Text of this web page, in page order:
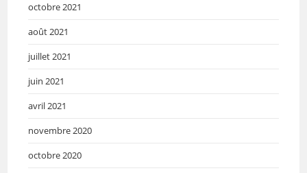
octobre 2021
août 2021
juillet 2021
juin 2021
avril 2021
novembre 2020
octobre 2020